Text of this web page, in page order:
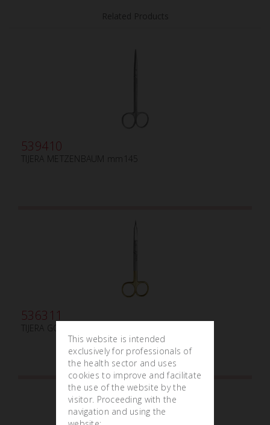
539410
TIJERA METZENBAUM mm145
536311
TIJERA GOLDMAN-FOX mm130 TC
This website is intended
exclusively for professionals of
the health sector and uses
cookies to improve and facilitate
the use of the website by the
visitor. Proceeding with the
navigation and using the